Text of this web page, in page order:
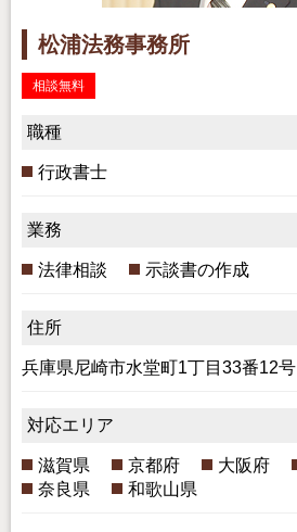
松浦法務事務所
相談無料
職種
行政書士
業務
法律相談 示談書の作成
住所
兵庫県尼崎市水堂町1丁目33番12号
対応エリア
滋賀県 京都府 大阪府
奈良県
和歌山県